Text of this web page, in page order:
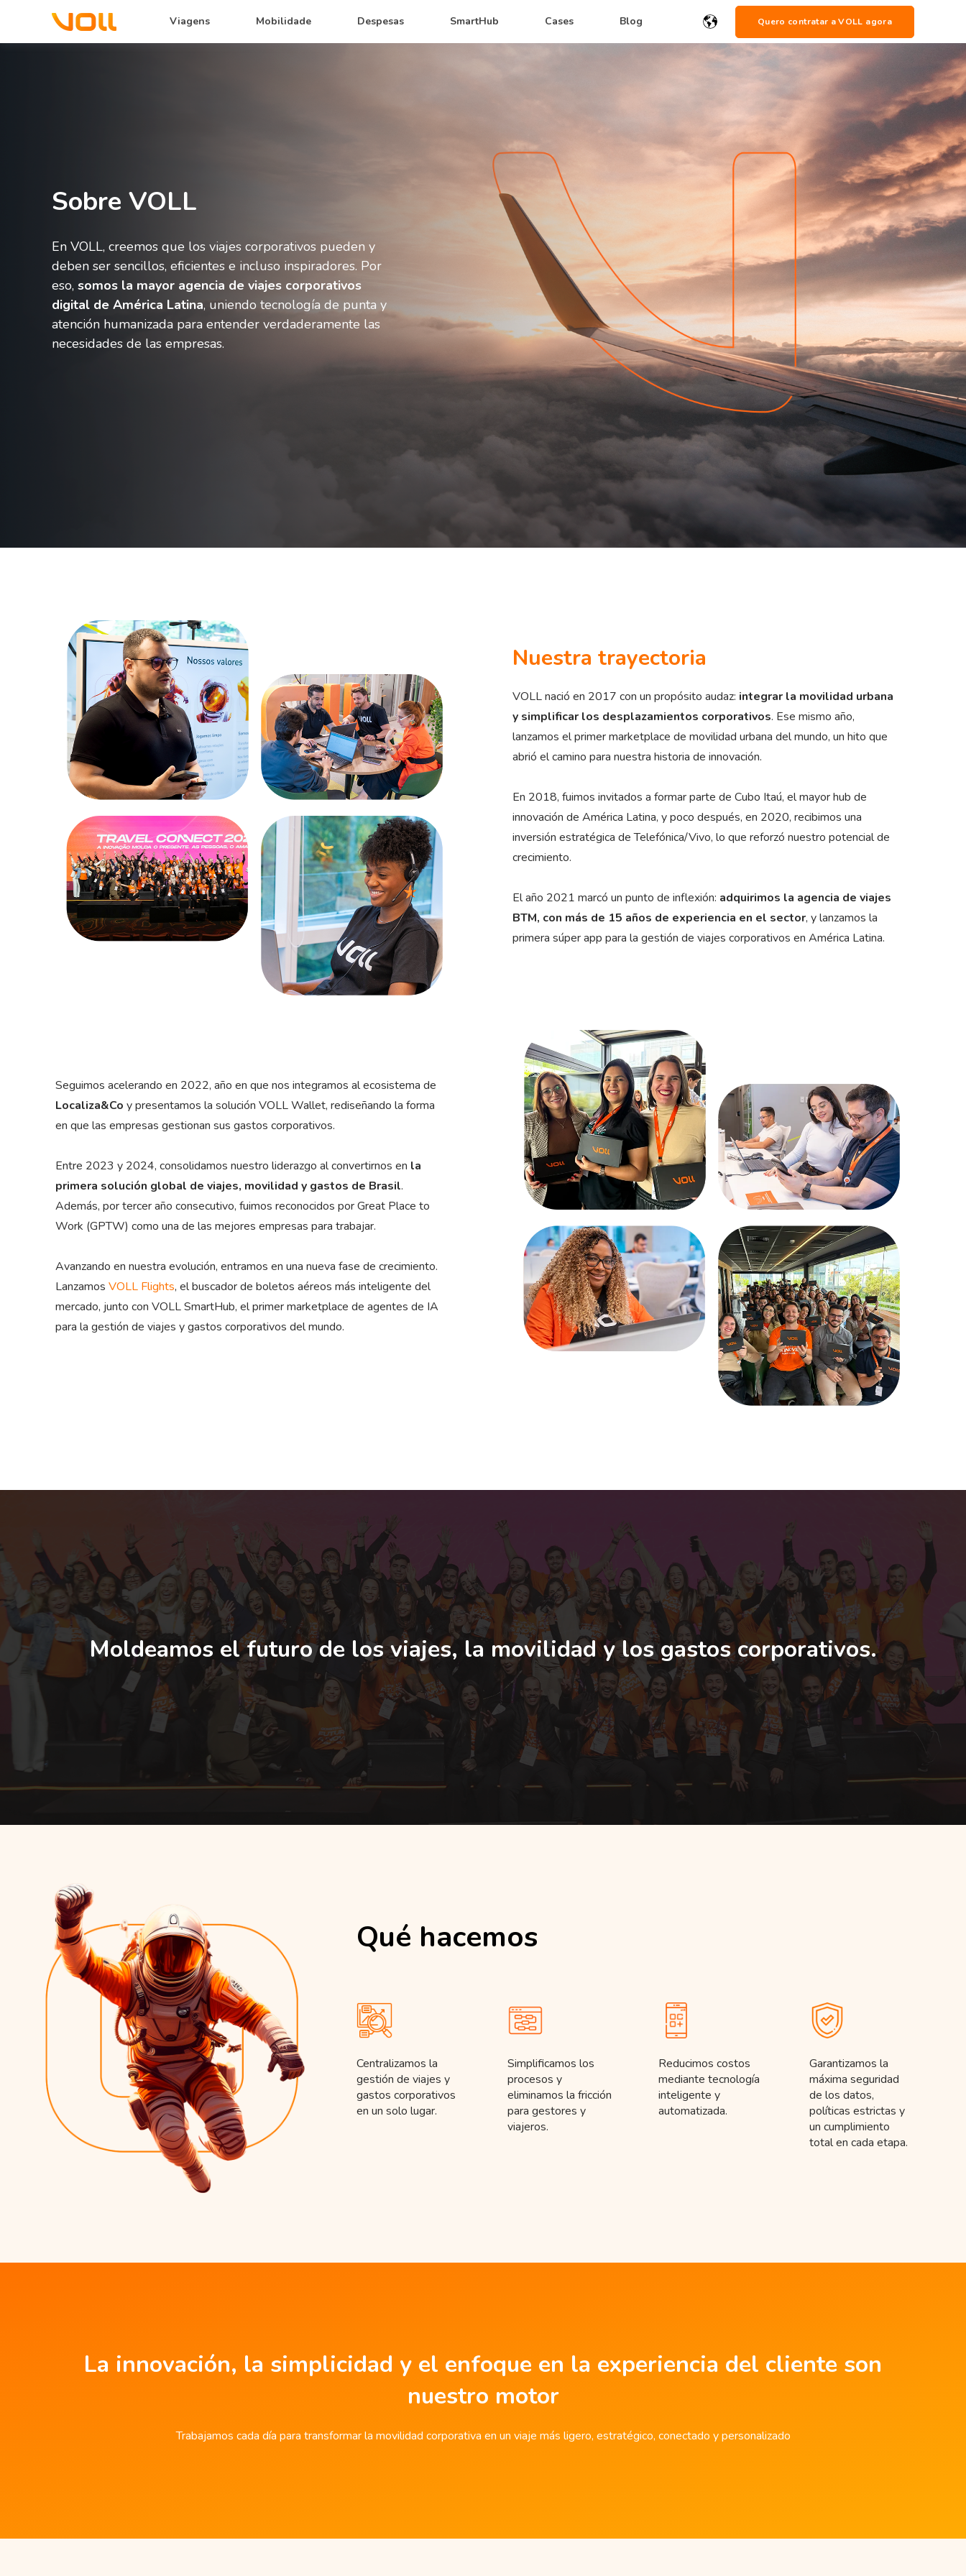
Viagens Mobilidade Despesas SmartHub Cases Blog Quero contratar a VOLL agora
Sobre VOLL
En VOLL, creemos que los viajes corporativos pueden y
deben ser sencillos, eficientes e incluso inspiradores. Por
eso, somos la mayor agencia de viajes corporativos
digital de América Latina, uniendo tecnología de punta y
atención humanizada para entender verdaderamente las
necesidades de las empresas.
Nuestra trayectoria
VOLL nació en 2017 con un propósito audaz: integrar la movilidad urbana
y simplificar los desplazamientos corporativos. Ese mismo año,
lanzamos el primer marketplace de movilidad urbana del mundo, un hito que
abrió el camino para nuestra historia de innovación.
En 2018, fuimos invitados a formar parte de Cubo Itaú, el mayor hub de
innovación de América Latina, y poco después, en 2020, recibimos una
inversión estratégica de Telefónica/Vivo, lo que reforzó nuestro potencial de
crecimiento.
El año 2021 marcó un punto de inflexión: adquirimos la agencia de viajes
BTM, con más de 15 años de experiencia en el sector, y lanzamos la
primera súper app para la gestión de viajes corporativos en América Latina.
Seguimos acelerando en 2022, año en que nos integramos al ecosistema de
Localiza&Co y presentamos la solución VOLL Wallet, rediseñando la forma
en que las empresas gestionan sus gastos corporativos.
Entre 2023 y 2024, consolidamos nuestro liderazgo al convertirnos en la
primera solución global de viajes, movilidad y gastos de Brasil.
Además, por tercer año consecutivo, fuimos reconocidos por Great Place to
Work (GPTW) como una de las mejores empresas para trabajar.
Avanzando en nuestra evolución, entramos en una nueva fase de crecimiento.
Lanzamos VOLL Flights, el buscador de boletos aéreos más inteligente del
mercado, junto con VOLL SmartHub, el primer marketplace de agentes de IA
para la gestión de viajes y gastos corporativos del mundo.
Moldeamos el futuro de los viajes, la movilidad y los gastos corporativos.
Qué hacemos
Centralizamos la
gestión de viajes y
gastos corporativos
en un solo lugar.
Simplificamos los
procesos y
eliminamos la fricción
para gestores y
viajeros.
Reducimos costos
mediante tecnología
inteligente y
automatizada.
Garantizamos la
máxima seguridad
de los datos,
políticas estrictas y
un cumplimiento
total en cada etapa.
La innovación, la simplicidad y el enfoque en la experiencia del cliente son
nuestro motor
Trabajamos cada día para transformar la movilidad corporativa en un viaje más ligero, estratégico, conectado y personalizado